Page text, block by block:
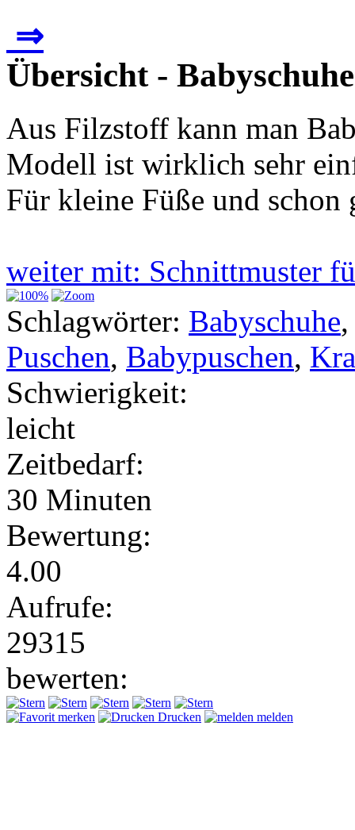
⇒
Übersicht -
Aus Filzstoff kann man
Modell ist wirklich sehr
Für kleine Füße und schon
weiter mit: Schnittmuster
Schlagwörter: Babyschuhe
Puschen, Babypuschen,
Schwierigkeit:
leicht
Zeitbedarf:
30 Minuten
Bewertung:
4.00
Aufrufe:
29315
bewerten:
merken Drucken melden